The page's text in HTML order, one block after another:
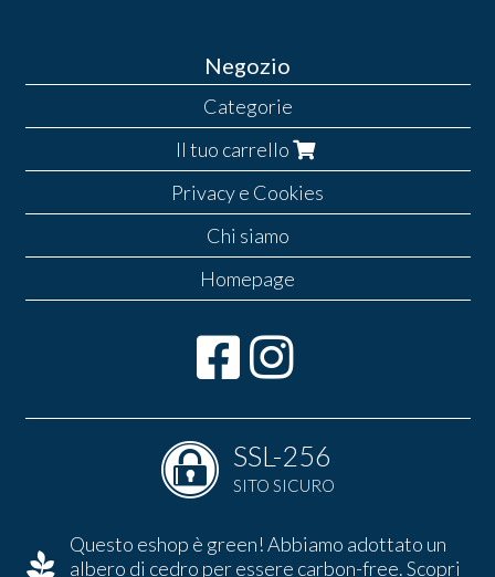
Negozio
Categorie
Il tuo carrello
Privacy e Cookies
Chi siamo
Homepage
SSL-256
SITO SICURO
Questo eshop è green! Abbiamo adottato un
albero di cedro per essere carbon-free.Scopri